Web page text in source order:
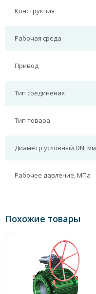
Конструкция
Рабочая среда
Привод
Тип соединения
Тип товара
Диаметр условный DN, мм
Рабочее давление, МПа
Похожие товары